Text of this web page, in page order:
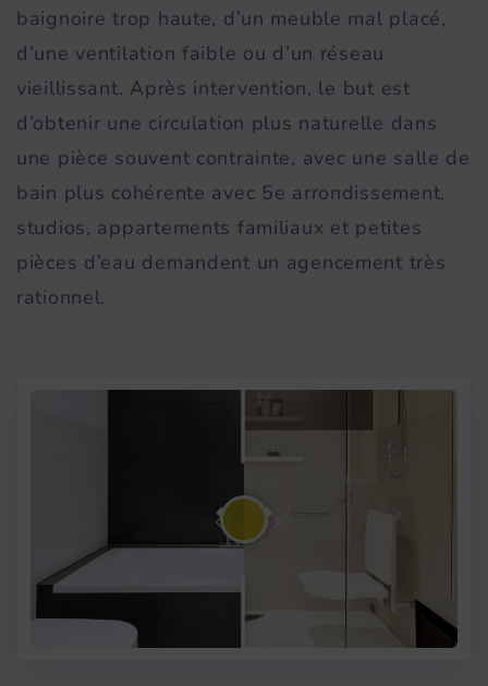
baignoire trop haute, d’un meuble mal placé,
d’une ventilation faible ou d’un réseau
vieillissant. Après intervention, le but est
d’obtenir une circulation plus naturelle dans
une pièce souvent contrainte, avec une salle de
bain plus cohérente avec 5e arrondissement,
studios, appartements familiaux et petites
pièces d’eau demandent un agencement très
rationnel.